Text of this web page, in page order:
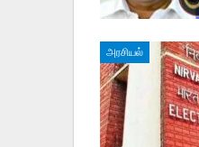
அரசியல்